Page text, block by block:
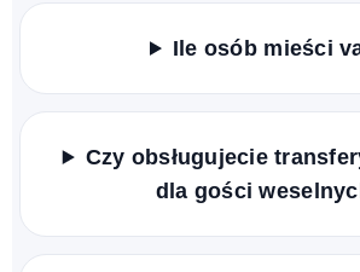
Ile osób mieści
Czy obsługujecie
dla gości